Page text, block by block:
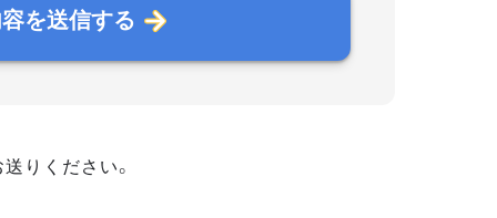
を送信する
りください。